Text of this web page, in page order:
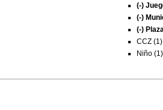
(-)
(-)
(-)
CCZ (1)
Niño (1)